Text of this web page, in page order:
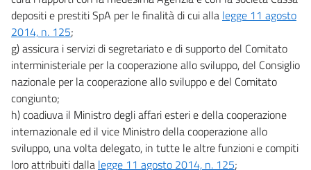
depositi e prestiti SpA per le finalità di cui alla legge 11 agosto
2014, n. 125;
g) assicura i servizi di segretariato e di supporto del Comitato
interministeriale per la cooperazione allo sviluppo, del Consiglio
nazionale per la cooperazione allo sviluppo e del Comitato
congiunto;
h) coadiuva il Ministro degli affari esteri e della cooperazione
internazionale ed il vice Ministro della cooperazione allo
sviluppo, una volta delegato, in tutte le altre funzioni e compiti
loro attribuiti dalla legge 11 agosto 2014, n. 125;